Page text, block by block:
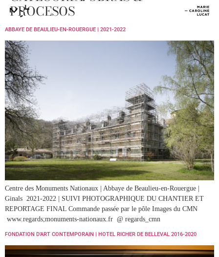
PROCESOS
ABBAYE DE BEAULIEU-EN-ROUERGUE | 2021-2022
Centre des Monuments Nationaux | Abbaye de Beaulieu-en-Rouergue |
Ginals 2021-2022 | SUIVI PHOTOGRAPHIQUE DU CHANTIER ET
REPORTAGE FINAL Commande passée par le pôle Images du CMN
www.regards;monuments-nationaux.fr @ regards_cmn
FONDATION D’ART CONTEMPORAIN | HOTEL RICHER DE BELLEVAL 2016-2020